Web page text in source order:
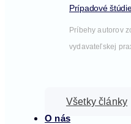
Prípadové
Príbehy autorov
vydavateľskej
Všetky články
O nás